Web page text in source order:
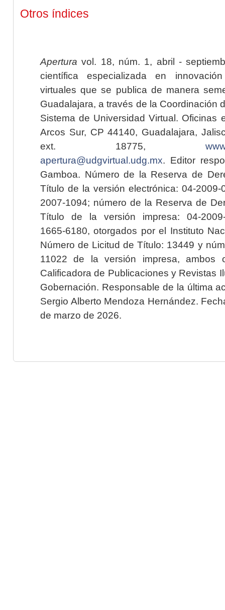
Otros índices
Apertura vol. 18, núm. 1, abril -
científica especializada en
virtuales que se publica de manera
Guadalajara, a través de la Coordinación
Sistema de Universidad Virtual. Oficinas
Arcos Sur, CP 44140, Guadalajara,
ext. 18775,
apertura@udgvirtual.udg.mx. Editor
Gamboa. Número de la Reserva de
Título de la versión electrónica: 04-2009-
2007-1094; número de la Reserva de
Título de la versión impresa: 04-2009-
1665-6180, otorgados por el Instituto
Número de Licitud de Título: 13449 y
11022 de la versión impresa, ambos
Calificadora de Publicaciones y Revistas
Gobernación. Responsable de la última
Sergio Alberto Mendoza Hernández.
de marzo de 2026.